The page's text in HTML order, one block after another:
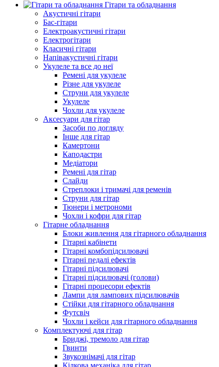
Гітари та обладнання
Акустичні гітари
Бас-гітари
Електроакустичні гітари
Електрогітари
Класичні гітари
Напівакустичні гітари
Укулеле та все до неї
Ремені для укулеле
Різне для укулеле
Струни для укулеле
Укулеле
Чохли для укулеле
Аксесуари для гітар
Засоби по догляду
Інше для гітар
Камертони
Каподастри
Медіатори
Ремені для гітар
Слайди
Стреплоки і тримачі для ременів
Струни для гітар
Тюнери і метрономи
Чохли і кофри для гітар
Гітарне обладнання
Блоки живлення для гітарного обладнання
Гітарні кабінети
Гітарні комбопідсилювачі
Гітарні педалі ефектів
Гітарні підсилювачі
Гітарні підсилювачі (голови)
Гітарні процесори ефектів
Лампи для лампових підсилювачів
Стійки для гітарного обладнання
Футсвіч
Чохли і кейси для гітарного обладнання
Комплектуючі для гітар
Бриджі, тремоло для гітар
Гвинти
Звукознімачі для гітар
Кілкова механіка для гітар